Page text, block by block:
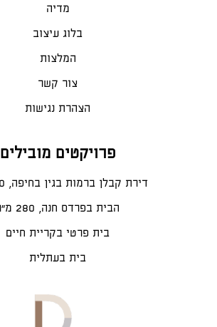
מדיה
בלוג עיצוב
המלצות
צור קשר
הצהרת נגישות
פרויקטים מובילים
דירת קבלן ברמות בגין בחיפה, 130 מ"ר
הבית בפרדס חנה, 280 מ״ר
בית פרטי בקריית חיים
בית בעתלית